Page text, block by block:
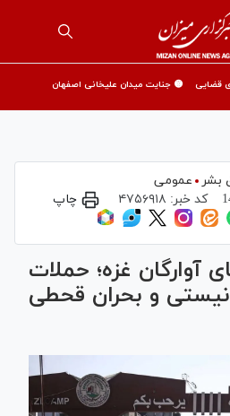
قضایی 🟡 جنایت میدان علیخانی اصفهان
بشر
عمومی
کد خبر: ۴۷۵۶۹۱۸ چاپ
آوارگان غزه؛ حملات
و بحران قحطی